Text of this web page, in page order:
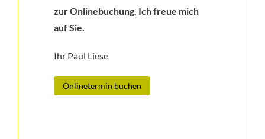
zur Onlinebuchung. Ich freue mich
auf Sie.
Ihr Paul Liese
Onlinetermin buchen